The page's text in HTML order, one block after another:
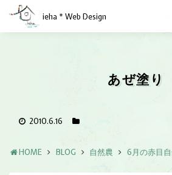
ieha * Web Design
あぜ塗り
2010.6.16
HOME BLOG 自然農 6月の赤目